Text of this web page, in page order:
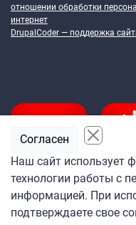
отношении обработки
интернет
DrupalCoder — поддержка
Подпишитесь
на ежедневную рассылку
Наш сайт использует
технологии работы с
информацией. При
подтверждаете свое
Согласен